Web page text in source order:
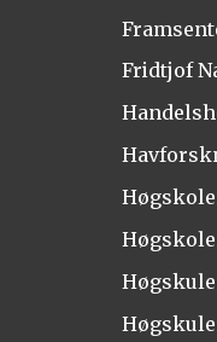
Fridtjof